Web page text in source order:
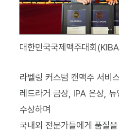
대한민국국제맥주대회
라벨링 커스텀 캔맥주 서비
레드라거 금상, IPA 은상,
수상하며
국내외 전문가들에게 품질